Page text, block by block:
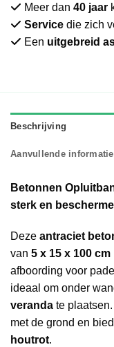
Meer dan 40 jaar
Service die zich
Een uitgebreid
Beschrijving
Aanvullende informatie
Betonnen
sterk en
Deze antraciet
van 5 x 15 x 100 cm
afboording voor
ideaal om onder
veranda te
met de grond en
houtrot.